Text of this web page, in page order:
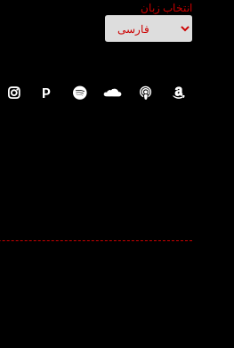
انتخاب زبان
P